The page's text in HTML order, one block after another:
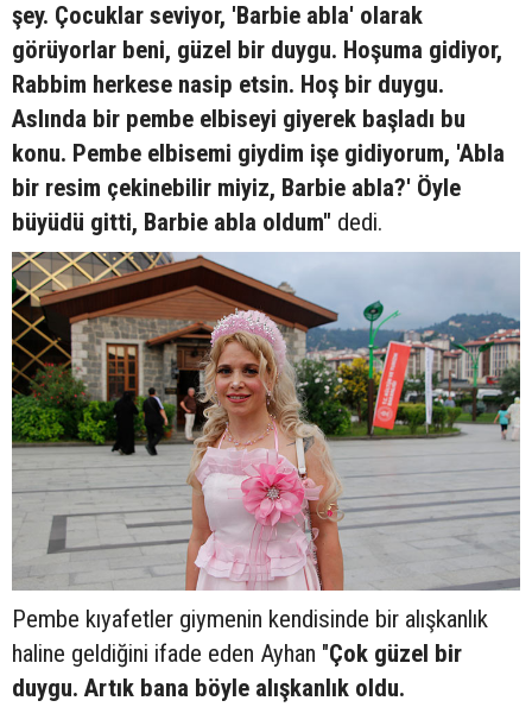
şey. Çocuklar seviyor, 'Barbie abla' olarak
görüyorlar beni, güzel bir duygu. Hoşuma gidiyor,
Rabbim herkese nasip etsin. Hoş bir duygu.
Aslında bir pembe elbiseyi giyerek başladı bu
konu. Pembe elbisemi giydim işe gidiyorum, 'Abla
bir resim çekinebilir miyiz, Barbie abla?' Öyle
büyüdü gitti, Barbie abla oldum" dedi.
Pembe kıyafetler giymenin kendisinde bir alışkanlık
haline geldiğini ifade eden Ayhan "Çok güzel bir
duygu. Artık bana böyle alışkanlık oldu.